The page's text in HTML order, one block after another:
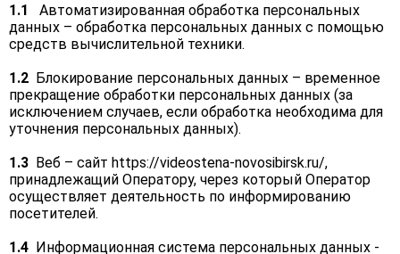
1.1 Автоматизированная обработка персональных
данных – обработка персональных данных с помощью
средств вычислительной техники.
1.2 Блокирование персональных данных – временное
прекращение обработки персональных данных (за
исключением случаев, если обработка необходима для
уточнения персональных данных).
1.3 Веб – сайт https://videostena-novosibirsk.ru/,
принадлежащий Оператору, через который Оператор
осуществляет деятельность по информированию
посетителей.
1.4 Информационная система персональных данных -